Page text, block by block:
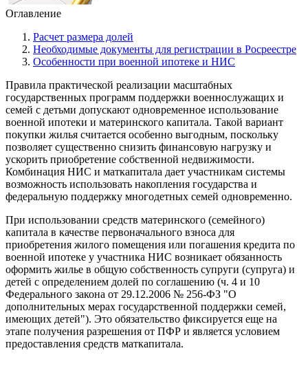
Оглавление
Расчет размера долей
Необходимые документы для регистрации в Росреестре
Особенности при военной ипотеке и НИС
Правила практической реализации масштабных
государственных программ поддержки военнослужащих и
семей с детьми допускают одновременное использование
военной ипотеки и материнского капитала. Такой вариант
покупки жилья считается особенно выгодным, поскольку
позволяет существенно снизить финансовую нагрузку и
ускорить приобретение собственной недвижимости.
Комбинация НИС и маткапитала дает участникам системы
возможность использовать накопления государства и
федеральную поддержку многодетных семей одновременно.
При использовании средств материнского (семейного)
капитала в качестве первоначального взноса для
приобретения жилого помещения или погашения кредита по
военной ипотеке у участника НИС возникает обязанность
оформить жилье в общую собственность супруги (супруга) и
детей с определением долей по соглашению (ч. 4 и 10
Федерального закона от 29.12.2006 № 256-ФЗ "О
дополнительных мерах государственной поддержки семей,
имеющих детей"). Это обязательство фиксируется еще на
этапе получения разрешения от ПФР и является условием
предоставления средств маткапитала.